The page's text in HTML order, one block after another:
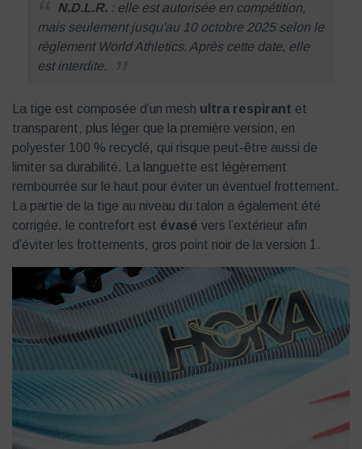
N.D.L.R.: elle est autorisée en compétition,
mais seulement jusqu'au 10 octobre 2025 selon le
règlement World Athletics. Après cette date, elle
est interdite.
La tige est composée d’un mesh ultra respirant et
transparent, plus léger que la première version, en
polyester 100 % recyclé, qui risque peut-être aussi de
limiter sa durabilité. La languette est légèrement
rembourrée sur le haut pour éviter un éventuel frottement.
La partie de la tige au niveau du talon a également été
corrigée, le contrefort est évasé vers l’extérieur afin
d’éviter les frottements, gros point noir de la version 1.